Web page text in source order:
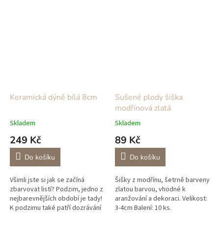
Keramická dýně bílá 8cm
Skladem
249 Kč
Do košíku
Všimli jste si jak se začíná
zbarvovat listí? Podzim, jedno z
nejbarevnějších období je tady!
K podzimu také patří dozrávání
Sušené plody šiška
modřínová zlatá
Skladem
89 Kč
Do košíku
Šišky z modřínu, šetrně barveny
zlatou barvou, vhodné k
aranžování a dekoraci. Velikost:
3-4cm Balení: 10 ks.